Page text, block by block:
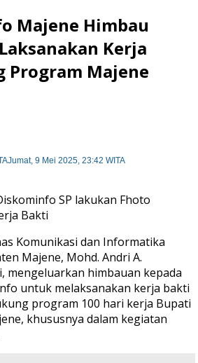
Majene Himbau
Kerja
Program Majene
Jumat, 9 Mei 2025, 23:42 WITA
SP lakukan Fhoto
Bakti
Komunikasi dan Informatika
Majene, Mohd. Andri A.
mengeluarkan himbauan kepada
untuk melaksanakan kerja bakti
program 100 hari kerja Bupati
khususnya dalam kegiatan